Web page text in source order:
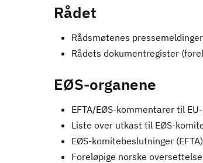
Rådet
Rådsmøtenes pressemeldinger
Rådets dokumentregister
EØS-organene
EFTA/EØS-kommentarer til
Liste over utkast til EØS-
EØS-komitebeslutninger (EFTA)
Foreløpige norske